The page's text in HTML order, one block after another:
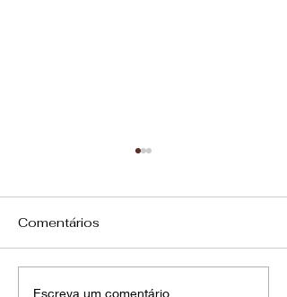
Comentários
Escreva um comentário